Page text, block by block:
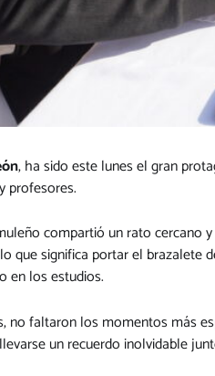
, ha sido este lunes el gran
profesores.
compartió un rato cercano
que significa portar el
en los estudios.
no faltaron los momentos más
un recuerdo inolvidable